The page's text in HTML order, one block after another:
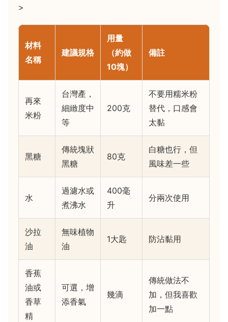
>
材料
名稱
建議規格
用量
（約做
10塊）
備註
再來
米粉
台灣產，
細緻度中
等
200克
不要用糯米粉
替代，口感會
太黏
黑糖
傳統塊狀
黑糖
80克
白糖也行，但
風味差一些
水
過濾水或
煮沸水
400毫
升
分兩次使用
沙拉
油
無味植物
油
1大匙 防沾黏用
香蕉
油或
香草
精
可選，增
添香氣
幾滴
傳統做法不
加，但我喜歡
加一點